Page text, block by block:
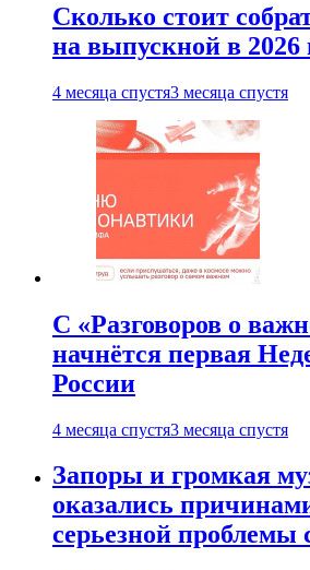
Сколько стоит
на выпускной в 2026
4 месяца спустя3 месяца спустя
С «Разговоров о
начнётся первая
России
4 месяца спустя3 месяца спустя
Запоры и громкая
оказались
серьезной проблемы